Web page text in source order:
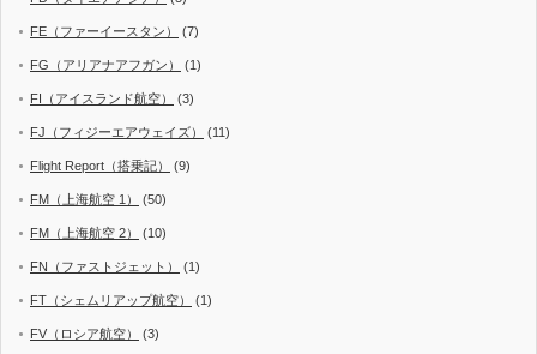
FE（ファーイースタン） (7)
FG（アリアナアフガン） (1)
FI（アイスランド航空） (3)
FJ（フィジーエアウェイズ） (11)
Flight Report（搭乗記） (9)
FM（上海航空 1） (50)
FM（上海航空 2） (10)
FN（ファストジェット） (1)
FT（シェムリアップ航空） (1)
FV（ロシア航空） (3)